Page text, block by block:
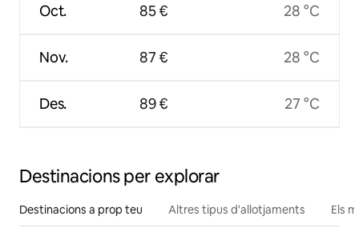
Oct.
Nov.
Des.
85 €
87 €
89 €
28 °C
28 °C
27 °C
Destinacions per explorar
Destinacions a prop teu Altres tipus d'allotjaments Els